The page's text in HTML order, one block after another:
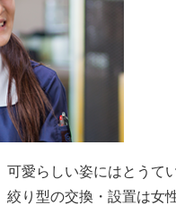
可愛らしい姿にはとうて
絞り型の交換・設置は女